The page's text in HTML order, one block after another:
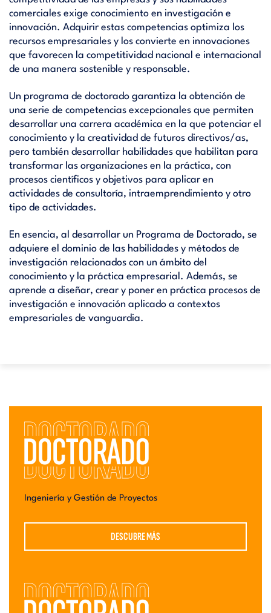
comerciales exige conocimiento en investigación e
innovación. Adquirir estas competencias optimiza los
recursos empresariales y los convierte en innovaciones
que favorecen la competitividad nacional e internacional
de una manera sostenible y responsable.
Un programa de doctorado garantiza la obtención de
una serie de competencias excepcionales que permiten
desarrollar una carrera académica en la que potenciar el
conocimiento y la creatividad de futuros directivos/as,
pero también desarrollar habilidades que habilitan para
transformar las organizaciones en la práctica, con
procesos científicos y objetivos para aplicar en
actividades de consultoría, intraemprendimiento y otro
tipo de actividades.
En esencia, al desarrollar un Programa de Doctorado, se
adquiere el dominio de las habilidades y métodos de
investigación relacionados con un ámbito del
conocimiento y la práctica empresarial. Además, se
aprende a diseñar, crear y poner en práctica procesos de
investigación e innovación aplicado a contextos
empresariales de vanguardia.
Ingeniería y Gestión de Proyectos
DESCUBRE MÁS